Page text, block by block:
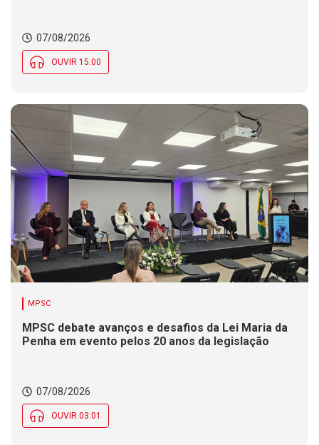
07/08/2026
OUVIR 15:00
MPSC
MPSC debate avanços e desafios da Lei Maria da
Penha em evento pelos 20 anos da legislação
07/08/2026
OUVIR 03:01